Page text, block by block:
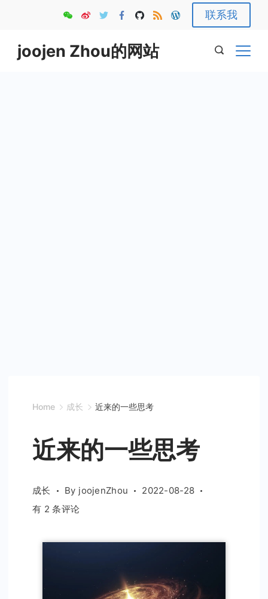
content
联系我
joojen Zhou的网站
Home 成长 近来的一些思考
近来的一些思考
成长 By joojenZhou
2022-08-28
近
有 2 条评论